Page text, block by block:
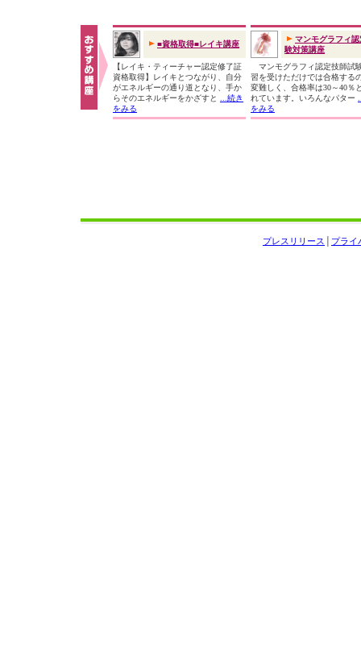
■資格取得■レイキ講座
【レイキ・ティーチャー認定修了証
資格取得】レイキとつながり、自分
がエネルギーの通り道となり、手か
らそのエネルギーをかざすと
...続き
をみる
マンモグラフィ認
験対策講座
マンモグラフィ認定技師試
習を受けただけでは合格する
変難しく、合格率は30～40％
れています。いろんなパター
をみる
プライ
プレスリリース